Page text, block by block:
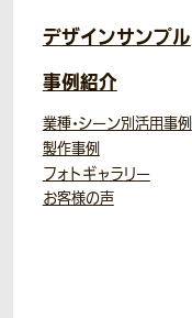
デザインサンプル
事例紹介
業種・シーン別活用事例
製作事例
フォトギャラリー
お客様の声